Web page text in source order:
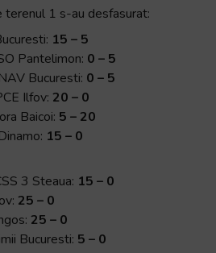
terenul 1 s-au desfasurat:
15 – 5
Pantelimon: 0 – 5
Bucuresti: 0 – 5
Ilfov: 20 – 0
Baicoi: 5 – 20
15 – 0
3 Steaua: 15 – 0
25 – 0
25 – 0
Bucuresti: 5 – 0